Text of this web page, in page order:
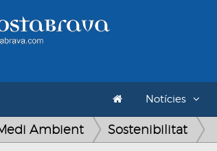
Notícies
Ambient Sostenibilitat